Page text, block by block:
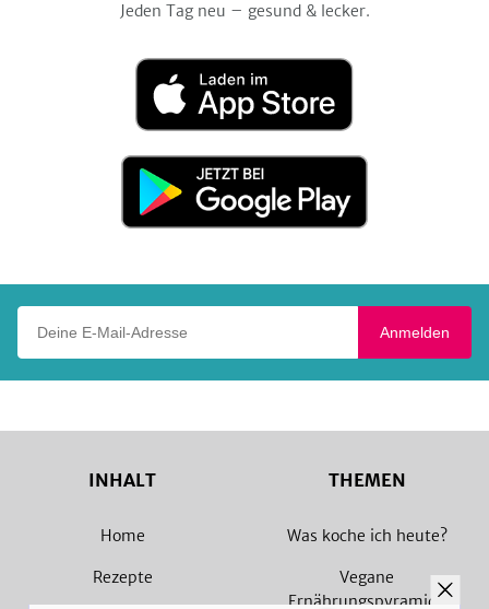
Jeden Tag neu – gesund & lecker.
Laden
im
App
Jetzt
Google
Anmelden
INHALT
Home
Rezepte
THEMEN
Was koche ich heute?
Vegane
Ernährungspyramide